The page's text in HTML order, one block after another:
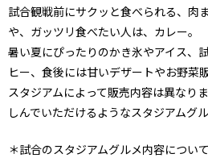
試合観戦前にサクッと食べられる、肉
や、ガッツリ食べたい人は、カレー。
暑い夏にぴったりのかき氷やアイス、
ヒー、食後には甘いデザートやお野菜
スタジアムによって販売内容は異なり
しんでいただけるようなスタジアムグ
＊試合のスタジアムグルメ内容につい